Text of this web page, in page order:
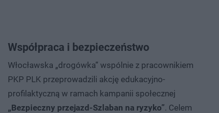
Współpraca i bezpieczeństwo
Włocławska „drogówka” wspólnie z pracownikiem
PKP PLK przeprowadzili akcję edukacyjno-
profilaktyczną w ramach kampanii społecznej
„Bezpieczny przejazd-Szlaban na ryzyko”. Celem